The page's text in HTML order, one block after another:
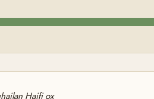
Haifi ox